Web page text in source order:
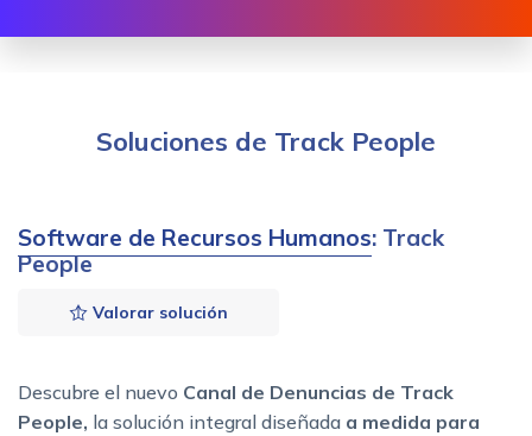
Soluciones de Track People
Software de Recursos Humanos: Track
People
Valorar solución
Descubre el nuevo Canal de Denuncias de Track
People, la solución integral diseñada a medida para